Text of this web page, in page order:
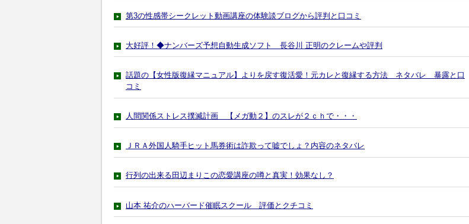
第3の性感帯シークレット動画講座の体験談ブログから評判と口コミ
大好評！◆ナンバーズ予想自動生成ソフト 長谷川 正明のクレームや評判
話題の【女性版復縁マニュアル】よりを戻す復活愛！元カレと復縁する方法 ネタバレ 暴露と口
コミ
人間関係ストレス撲滅計画 【メガ動２】のスレが２ｃｈで・・・
ＪＲＡ外国人騎手ヒット馬券術は詐欺って嘘でしょ？内容のネタバレ
行列の出来る田辺まりこの恋愛講座の噂と真実！効果なし？
山本 祐介のハーバード催眠スクール 評価とクチコミ